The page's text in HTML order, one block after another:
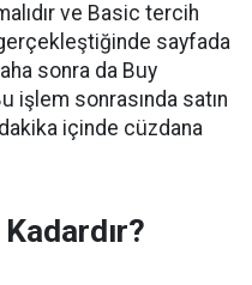
ve Basic tercih
sayfada
sonra da Buy
işlem sonrasında satın
içinde cüzdana